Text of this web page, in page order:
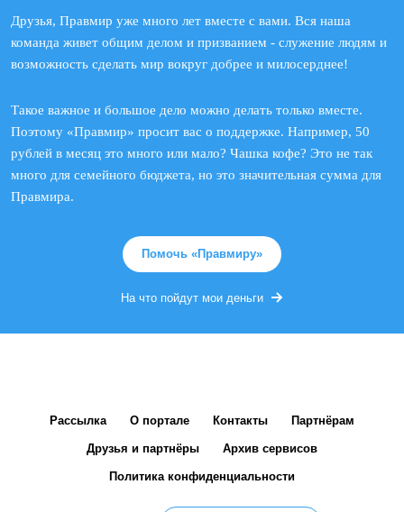
Друзья, Правмир уже много лет вместе с вами. Вся наша
команда живет общим делом и призванием - служение людям и
возможность сделать мир вокруг добрее и милосерднее!
Такое важное и большое дело можно делать только вместе.
Поэтому «Правмир» просит вас о поддержке. Например, 50
рублей в месяц это много или мало? Чашка кофе? Это не так
много для семейного бюджета, но это значительная сумма для
Правмира.
Помочь «Правмиру»
На что пойдут мои деньги
Рассылка О портале Контакты Партнёрам
Друзья и партнёры Архив сервисов
Политика конфиденциальности